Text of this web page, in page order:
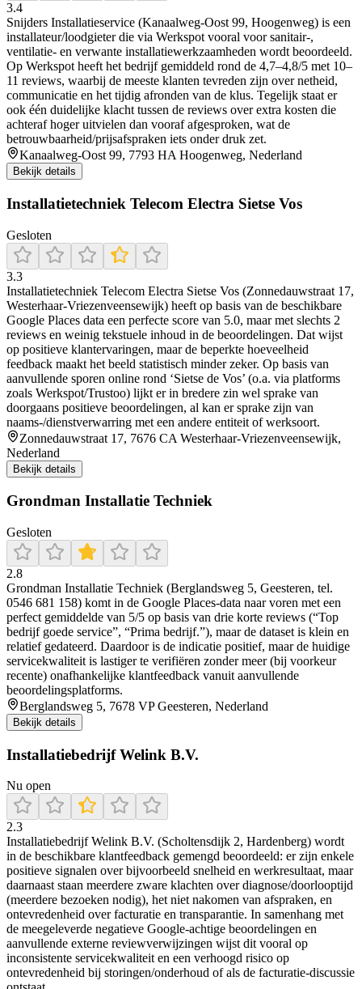
3.4
Snijders Installatieservice (Kanaalweg-Oost 99, Hoogenweg) is een
installateur/loodgieter die via Werkspot vooral voor sanitair-,
ventilatie- en verwante installatiewerkzaamheden wordt beoordeeld.
Op Werkspot heeft het bedrijf gemiddeld rond de 4,7–4,8/5 met 10–
11 reviews, waarbij de meeste klanten tevreden zijn over netheid,
communicatie en het tijdig afronden van de klus. Tegelijk staat er
ook één duidelijke klacht tussen de reviews over extra kosten die
achteraf hoger uitvielen dan vooraf afgesproken, wat de
betrouwbaarheid/prijsafspraken iets onder druk zet.
Kanaalweg-Oost 99, 7793 HA Hoogenweg, Nederland
Bekijk details
Installatietechniek Telecom Electra Sietse Vos
Gesloten
3.3
Installatietechniek Telecom Electra Sietse Vos (Zonnedauwstraat 17,
Westerhaar-Vriezenveensewijk) heeft op basis van de beschikbare
Google Places data een perfecte score van 5.0, maar met slechts 2
reviews en weinig tekstuele inhoud in de beoordelingen. Dat wijst
op positieve klantervaringen, maar de beperkte hoeveelheid
feedback maakt het beeld statistisch minder zeker. Op basis van
aanvullende sporen online rond ‘Sietse de Vos’ (o.a. via platforms
zoals Werkspot/Trustoo) lijkt er in bredere zin wel sprake van
doorgaans positieve beoordelingen, al kan er sprake zijn van
naams-/dienstverwarring met een andere entiteit of werksoort.
Zonnedauwstraat 17, 7676 CA Westerhaar-Vriezenveensewijk,
Nederland
Bekijk details
Grondman Installatie Techniek
Gesloten
2.8
Grondman Installatie Techniek (Berglandsweg 5, Geesteren, tel.
0546 681 158) komt in de Google Places-data naar voren met een
perfect gemiddelde van 5/5 op basis van drie korte reviews (“Top
bedrijf goede service”, “Prima bedrijf.”), maar de dataset is klein en
relatief gedateerd. Daardoor is de indicatie positief, maar de huidige
servicekwaliteit is lastiger te verifiëren zonder meer (bij voorkeur
recente) onafhankelijke klantfeedback vanuit aanvullende
beoordelingsplatforms.
Berglandsweg 5, 7678 VP Geesteren, Nederland
Bekijk details
Installatiebedrijf Welink B.V.
Nu open
2.3
Installatiebedrijf Welink B.V. (Scholtensdijk 2, Hardenberg) wordt
in de beschikbare klantfeedback gemengd beoordeeld: er zijn enkele
positieve signalen over bijvoorbeeld snelheid en werkresultaat, maar
daarnaast staan meerdere zware klachten over diagnose/doorlooptijd
(meerdere bezoeken nodig), het niet nakomen van afspraken, en
ontevredenheid over facturatie en transparantie. In samenhang met
de meegeleverde negatieve Google-achtige beoordelingen en
aanvullende externe reviewverwijzingen wijst dit vooral op
inconsistente servicekwaliteit en een verhoogd risico op
ontevredenheid bij storingen/onderhoud of als de facturatie-discussie